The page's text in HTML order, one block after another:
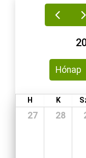
Hónap
H K
27 28